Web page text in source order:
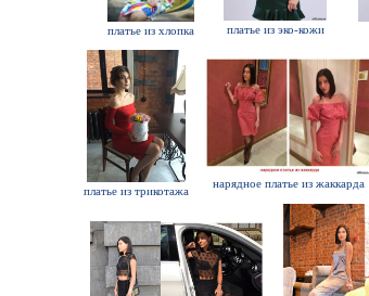
платье из хлопка платье из эко-кожи
платье из трикотажа
нарядное платье из жаккарда